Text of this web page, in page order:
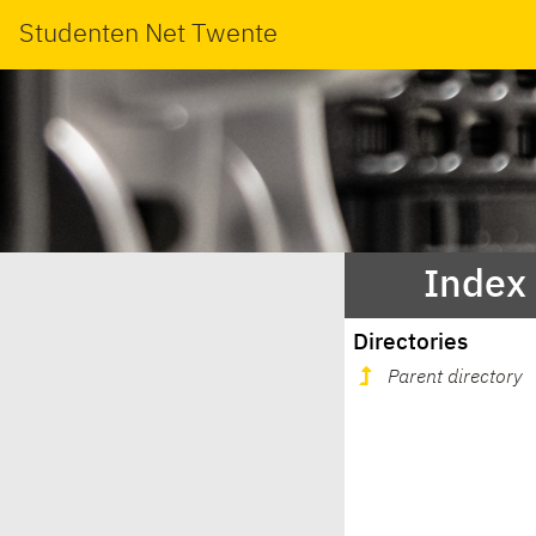
Studenten Net Twente
Index
Directories
Parent directory